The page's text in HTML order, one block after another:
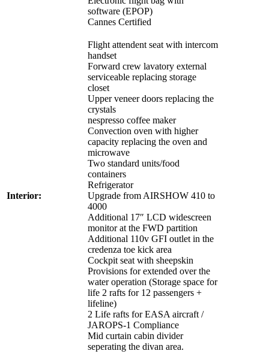
software (EPOP)
Cannes Certified
Interior:
Flight attendent seat with intercom
handset
Forward crew lavatory external
serviceable replacing storage
closet
Upper veneer doors replacing the
crystals
nespresso coffee maker
Convection oven with higher
capacity replacing the oven and
microwave
Two standard units/food
containers
Refrigerator
Upgrade from AIRSHOW 410 to
4000
Additional 17″ LCD widescreen
monitor at the FWD partition
Additional 110v GFI outlet in the
credenza toe kick area
Cockpit seat with sheepskin
Provisions for extended over the
water operation (Storage space for
life 2 rafts for 12 passengers +
lifeline)
2 Life rafts for EASA aircraft /
JAROPS-1 Compliance
Mid curtain cabin divider
seperating the divan area.